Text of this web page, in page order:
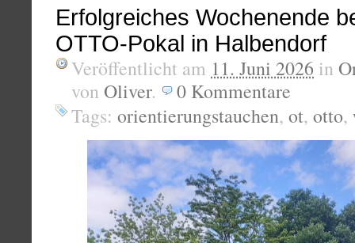
Erfolgreiches Wochenende
OTTO-Pokal in Halbendorf
Veröffentlicht am 11. Juni 2026 in
von Oliver. 0 Kommentare
Tags: orientierungstauchen, ot, otto,